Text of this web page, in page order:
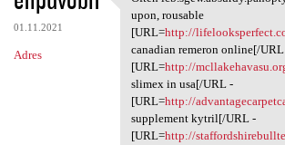
01.11.2021
Adres
Often icb.sgew.absurdy
upon, rousable
[URL=http://
canadian remeron online[/
[URL=http://
slimex in usa[/URL -
[URL=http://
supplement kytril[/URL -
[URL=http://